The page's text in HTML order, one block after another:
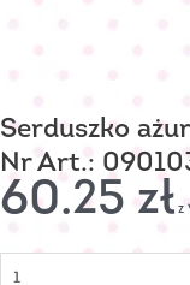
Serduszko
Nr Art.:
60.25 zł z